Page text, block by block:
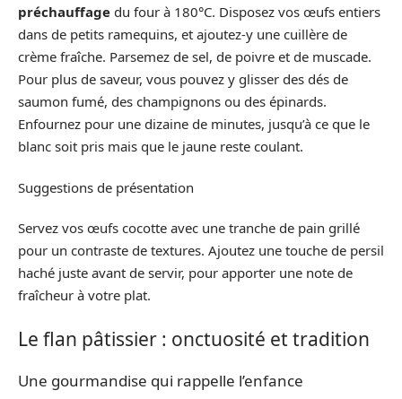
préchauffage du four à 180°C. Disposez vos œufs entiers
dans de petits ramequins, et ajoutez-y une cuillère de
crème fraîche. Parsemez de sel, de poivre et de muscade.
Pour plus de saveur, vous pouvez y glisser des dés de
saumon fumé, des champignons ou des épinards.
Enfournez pour une dizaine de minutes, jusqu’à ce que le
blanc soit pris mais que le jaune reste coulant.
Suggestions de présentation
Servez vos œufs cocotte avec une tranche de pain grillé
pour un contraste de textures. Ajoutez une touche de persil
haché juste avant de servir, pour apporter une note de
fraîcheur à votre plat.
Le flan pâtissier : onctuosité et tradition
Une gourmandise qui rappelle l’enfance